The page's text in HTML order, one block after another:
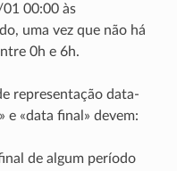
00:00 às
uma vez que não há
0h e 6h.
representação data-
e «data final» devem:
de algum período